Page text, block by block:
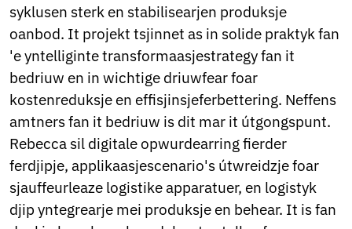
Kinyarwanda
Tatar
Oriya
Turkmen
Uyghur
syklusen sterk en stabilisearjen produksje
oanbod. It projekt tsjinnet as in solide praktyk fan
'e yntelliginte transformaasjestrategy fan it
bedriuw en in wichtige driuwfear foar
kostenreduksje en effisjinsjeferbettering. Neffens
amtners fan it bedriuw is dit mar it útgongspunt.
Rebecca sil digitale opwurdearring fierder
ferdjipje, applikaasjescenario's útwreidzje foar
sjauffeurleaze logistike apparatuer, en logistyk
djip yntegrearje mei produksje en behear. It is fan